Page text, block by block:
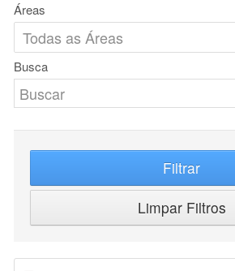
Áreas
Busca
Filtrar
Limpar Filtros